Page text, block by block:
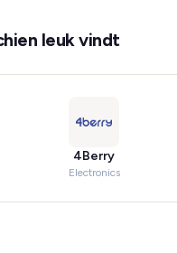
leuk vindt
4Berry
Electronics